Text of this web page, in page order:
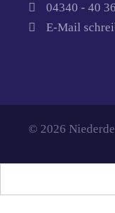
04340 - 40
E-Mail
© 2026